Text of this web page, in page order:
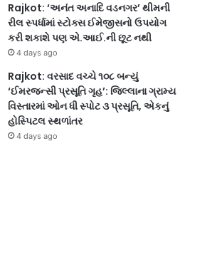
Rajkot: ‘અનંત અનાદિ વડનગર’ થીમની
રીલ સ્પર્ધામાં સ્ટોક્સ ઈમેજીસનો ઉપયોગ
કરી શકાશે પણ એ.આઈ.ની છૂટ નથી
4 days ago
Rajkot: વરસાદ વચ્ચે ૧૦૮ બન્યું
‘ઈમરજન્સી પ્રસૂતિ ગૃહ’: જિલ્લાના ગ્રામ્ય
વિસ્તારમાં ઓન ધી સ્પોટ ૩ પ્રસૂતિ, એકનું
હોસ્પિટલ સ્થળાંતર
4 days ago